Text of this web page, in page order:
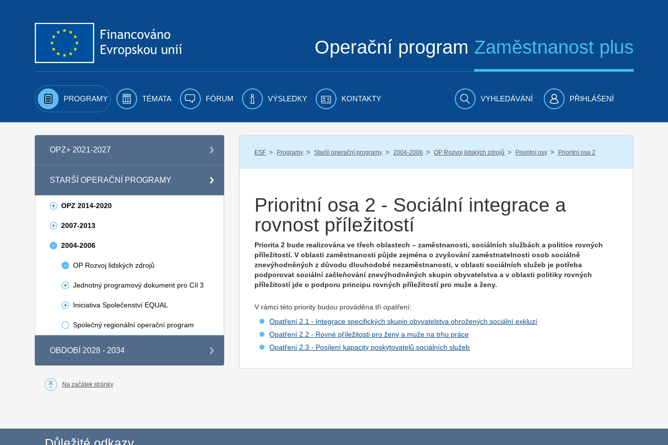
Operační program Zaměstnanost plus
PROGRAMY TÉMATA FÓRUM VÝSLEDKY KONTAKTY VYHLEDÁVÁNÍ PŘIHLÁŠENÍ
OPZ+ 2021-2027
STARŠÍ OPERAČNÍ PROGRAMY
OPZ 2014-2020
2007-2013
2004-2006
OP Rozvoj lidských zdrojů
Jednotný programový dokument pro Cíl 3
Iniciativa Společenství EQUAL
Společný regionální operační program
OBDOBÍ 2028 - 2034
ESF / Programy / Starší operační programy / 2004-2006 / OP Rozvoj lidských zdrojů / Prioritní osy / Prioritní osa 2
Prioritní osa 2 - Sociální integrace a
rovnost příležitostí
Priorita 2 bude realizována ve třech oblastech – zaměstnanosti, sociálních službách a politice rovných
příležitostí. V oblasti zaměstnanosti půjde zejména o zvyšování zaměstnatelnosti osob sociálně
znevýhodněných z důvodu dlouhodobé nezaměstnanosti, v oblasti sociálních služeb je potřeba
podporovat sociální začleňování znevýhodněných skupin obyvatelstva a v oblasti politiky rovných
příležitostí jde o podporu principu rovných příležitostí pro muže a ženy.
V rámci této priority budou prováděna tři opatření:
Opatření 2.1 - Integrace specifických skupin obyvatelstva ohrožených sociální exkluzí
Opatření 2.2 - Rovné příležitosti pro ženy a muže na trhu práce
Opatření 2.3 - Posílení kapacity poskytovatelů sociálních služeb
Na začátek stránky